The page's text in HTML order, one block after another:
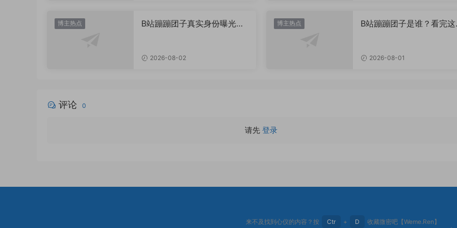
博主热点
B站蹦蹦团子真实身份曝光？
2026-08-02
博主热点
B站蹦蹦团子是谁？看完
2026-08-01
评论 0
请先 登录
来不及找到心仪的内容？按 Ctr + D
收藏微密吧【Weme.Ren】